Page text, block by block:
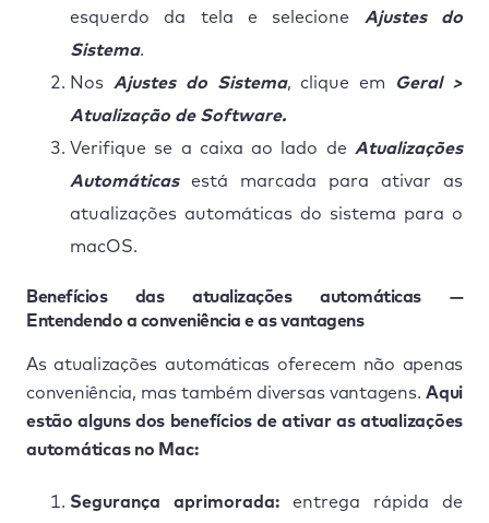
esquerdo da tela e selecione Ajustes do
Sistema.
Nos Ajustes do Sistema, clique em
Geral >
Atualização de Software.
Verifique se a caixa ao lado de Atualizações
Automáticasestá marcada para ativar as
atualizações automáticas do sistema para o
macOS.
Benefícios das atualizações automáticas —
Entendendo a conveniência e as vantagens
As atualizações automáticas oferecem não apenas
conveniência, mas também diversas vantagens. Aqui
estão alguns dos benefícios de ativar as atualizações
automáticas no Mac:
Segurança aprimorada: entrega rápida de